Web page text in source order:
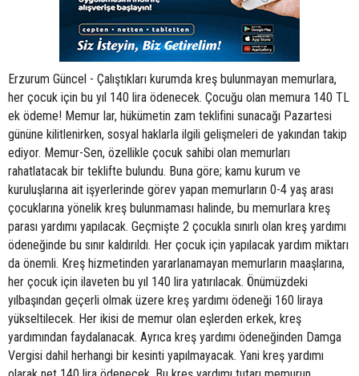
Erzurum Güncel - Çalıştıkları kurumda kreş bulunmayan memurlara,
her çocuk için bu yıl 140 lira ödenecek. Çocuğu olan memura 140 TL
ek ödeme! Memur lar, hükümetin zam teklifini sunacağı Pazartesi
gününe kilitlenirken, sosyal haklarla ilgili gelişmeleri de yakından takip
ediyor. Memur-Sen, özellikle çocuk sahibi olan memurları
rahatlatacak bir teklifte bulundu. Buna göre; kamu kurum ve
kuruluşlarına ait işyerlerinde görev yapan memurların 0-4 yaş arası
çocuklarına yönelik kreş bulunmaması halinde, bu memurlara kreş
parası yardımı yapılacak. Geçmişte 2 çocukla sınırlı olan kreş yardımı
ödeneğinde bu sınır kaldırıldı. Her çocuk için yapılacak yardım miktarı
da önemli. Kreş hizmetinden yararlanamayan memurların maaşlarına,
her çocuk için ilaveten bu yıl 140 lira yatırılacak. Önümüzdeki
yılbaşından geçerli olmak üzere kreş yardımı ödeneği 160 liraya
yükseltilecek. Her ikisi de memur olan eşlerden erkek, kreş
yardımından faydalanacak. Ayrıca kreş yardımı ödeneğinden Damga
Vergisi dahil herhangi bir kesinti yapılmayacak. Yani kreş yardımı